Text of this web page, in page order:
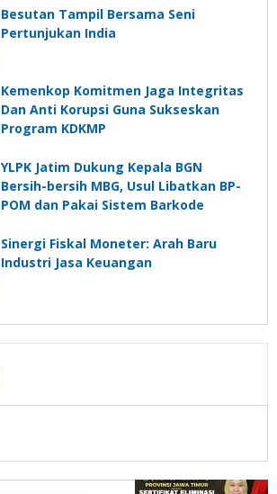
Besutan Tampil Bersama Seni
Pertunjukan India
Kemenkop Komitmen Jaga Integritas
Dan Anti Korupsi Guna Sukseskan
Program KDKMP
YLPK Jatim Dukung Kepala BGN
Bersih-bersih MBG, Usul Libatkan BP-
POM dan Pakai Sistem Barkode
Sinergi Fiskal Moneter: Arah Baru
Industri Jasa Keuangan